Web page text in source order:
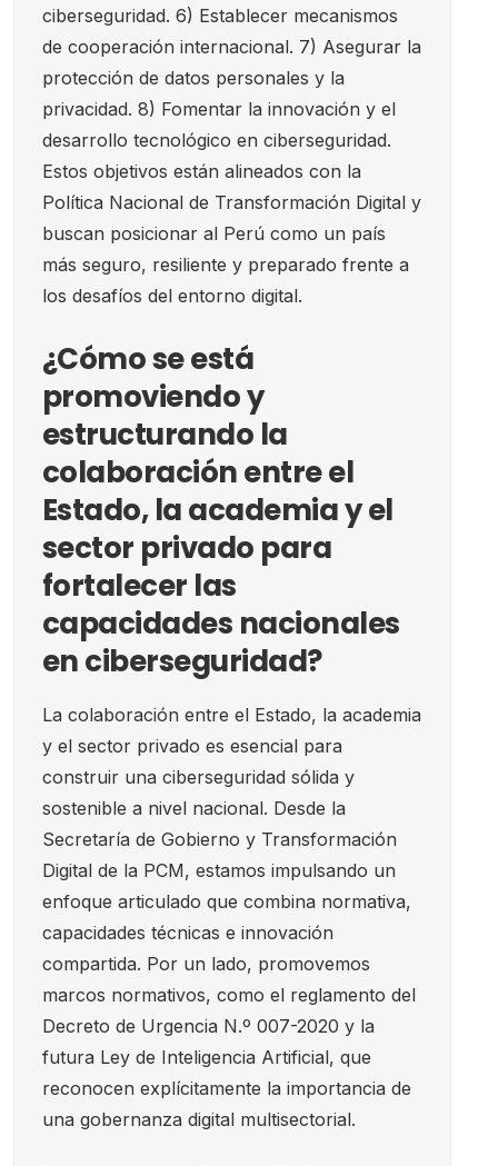
ciberseguridad. 6) Establecer mecanismos
de cooperación internacional. 7) Asegurar la
protección de datos personales y la
privacidad. 8) Fomentar la innovación y el
desarrollo tecnológico en ciberseguridad.
Estos objetivos están alineados con la
Política Nacional de Transformación Digital y
buscan posicionar al Perú como un país
más seguro, resiliente y preparado frente a
los desafíos del entorno digital.
¿Cómo se está
promoviendo y
estructurando la
colaboración entre el
Estado, la academia y el
sector privado para
fortalecer las
capacidades nacionales
en ciberseguridad?
La colaboración entre el Estado, la academia
y el sector privado es esencial para
construir una ciberseguridad sólida y
sostenible a nivel nacional. Desde la
Secretaría de Gobierno y Transformación
Digital de la PCM, estamos impulsando un
enfoque articulado que combina normativa,
capacidades técnicas e innovación
compartida. Por un lado, promovemos
marcos normativos, como el reglamento del
Decreto de Urgencia N.º 007-2020 y la
futura Ley de Inteligencia Artificial, que
reconocen explícitamente la importancia de
una gobernanza digital multisectorial.